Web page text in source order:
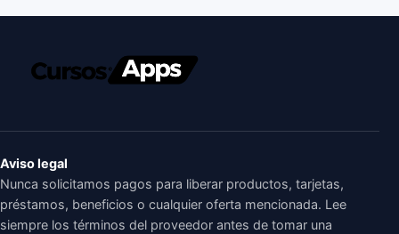
Aviso legal
Nunca solicitamos pagos para liberar productos, tarjetas,
préstamos, beneficios o cualquier oferta mencionada. Lee
siempre los términos del proveedor antes de tomar una